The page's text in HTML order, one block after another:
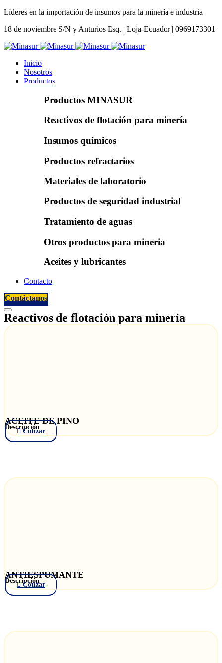
Líderes en la importación de insumos para la minería e industria
18 de noviembre S/N y Anturios Esq. | Loja-Ecuador | 0969173301
Inicio
Nosotros
Productos
Productos MINASUR
Reactivos de flotación para minería
Insumos químicos
Productos refractarios
Materiales de laboratorio
Productos de seguridad industrial
Tratamiento de aguas
Otros productos para mineria
Aceites y lubricantes
Contacto
Contáctanos
Reactivos de flotación para minería
ACEITE DE PINO
Descripción
Cotizar
ANTIESPUMANTE
Descripción
Cotizar